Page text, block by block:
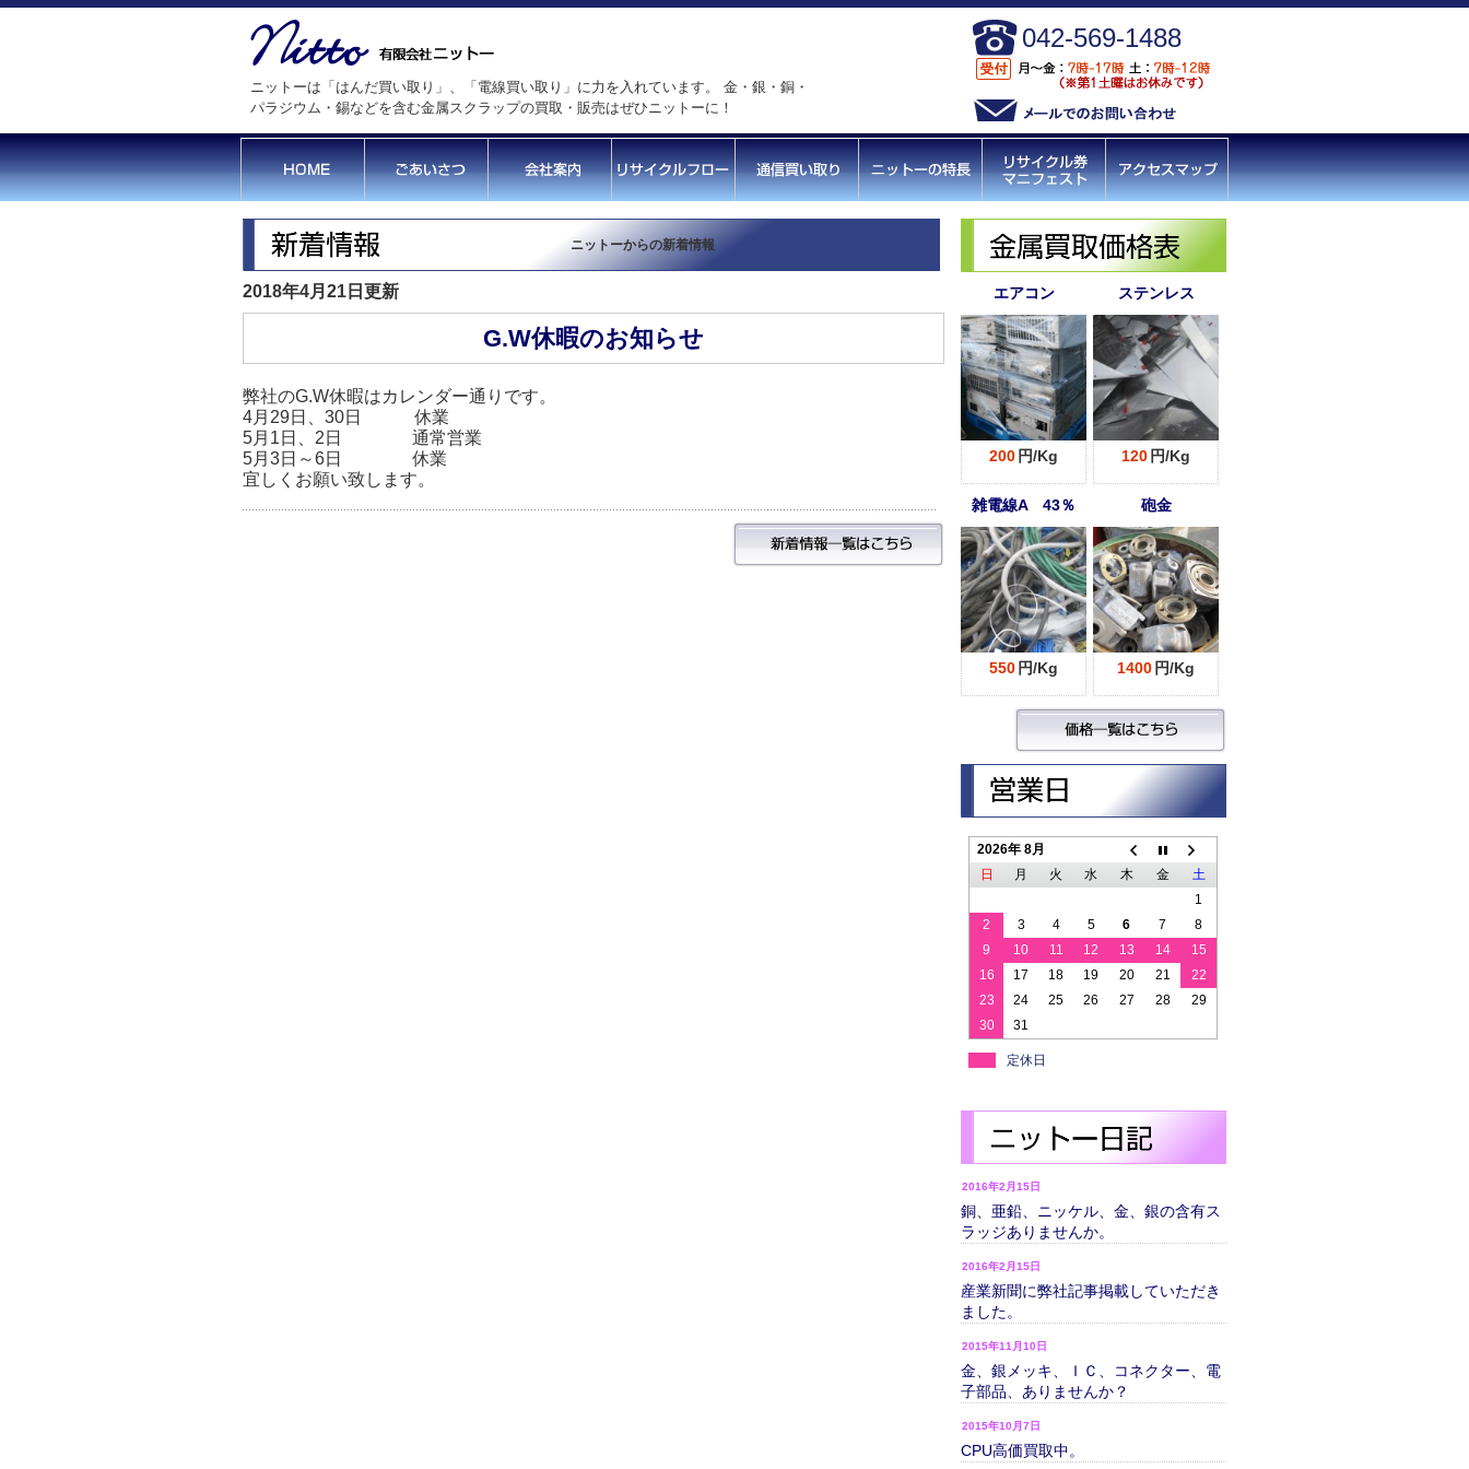
ニットーは「はんだ買い取り」、「電線買い取り」に力を入れています。 金・銀・銅・
パラジウム・錫などを含む金属スクラップの買取・販売はぜひニットーに！
042-569-1488
ニットーからの新着情報
2018年4月21日更新
G.W休暇のお知らせ
弊社のG.W休暇はカレンダー通りです。
4月29日、30日 休業
5月1日、2日 通常営業
5月3日～6日 休業
宜しくお願い致します。
エアコン
200 円/Kg
ステンレス
120 円/Kg
雑電線A 43％
550 円/Kg
砲金
1400 円/Kg
2026年 8月
日
月 火 水 木 金
土
1
2
3 4 5 6 7
8
9
10 11 12 13 14
15
16
17 18 19 20 21
22
23
24 25 26 27 28
29
30
31
定休日
2016年2月15日
銅、亜鉛、ニッケル、金、銀の含有ス
ラッジありませんか。
2016年2月15日
産業新聞に弊社記事掲載していただき
ました。
2015年11月10日
金、銀メッキ、ＩＣ、コネクター、電
子部品、ありませんか？
2015年10月7日
CPU高価買取中。